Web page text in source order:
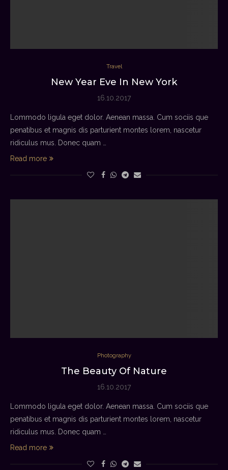
Travel
New Year Eve In New York
16.10.2017
Lommodo ligula eget dolor. Aenean massa. Cum sociis que
penatibus et magnis dis parturient montes lorem, nascetur
ridiculus mus. Donec quam …
Read more
Photography
The Beauty Of Nature
16.10.2017
Lommodo ligula eget dolor. Aenean massa. Cum sociis que
penatibus et magnis dis parturient montes lorem, nascetur
ridiculus mus. Donec quam …
Read more